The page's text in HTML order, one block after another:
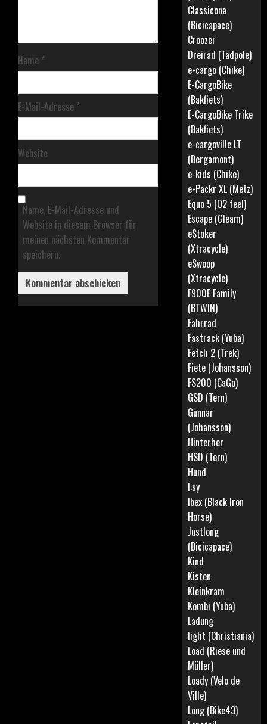
Name *
E-Mail-Adresse *
Website
Name, E-Mail-Adresse und
Website in diesem Browser für
meinen nächsten Kommentar
speichern.
Classicona
(Bicicapace)
Croozer
Dreirad (Tadpole)
e-cargo (Chike)
E-CargoBike
(Bakfiets)
E-CargoBike Trike
(Bakfiets)
e-cargoville LT
(Bergamont)
e-kids (Chike)
e-Packr XL (Metz)
Equo 5 (O2 feel)
Escape (Gleam)
eStoker
(Xtracycle)
eSwoop
(Xtracycle)
F900E Family
(BTWIN)
Fahrrad
Fastrack (Yuba)
Fetch 2 (Trek)
Fiete (Johansson)
FS200 (CaGo)
GSD (Tern)
Gunnar
(Johansson)
Hinterher
HSD (Tern)
Hund
I:sy
Ibex (Black Iron
Horse)
Justlong
(Bicicapace)
Kind
Kisten
Kleinkram
Kombi (Yuba)
Ladung
light (Christiania)
Load (Riese und
Müller)
Loady (Velo de
Ville)
Long (Bike43)